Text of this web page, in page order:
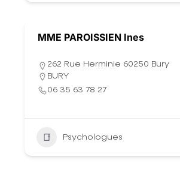
MME PAROISSIEN Ines
262 Rue Herminie 60250 Bury
BURY
06 35 63 78 27
Psychologues